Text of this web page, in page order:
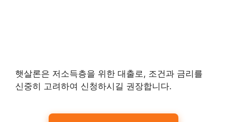
햇살론은 저소득층을 위한 대출로, 조건과 금리를
신중히 고려하여 신청하시길 권장합니다.